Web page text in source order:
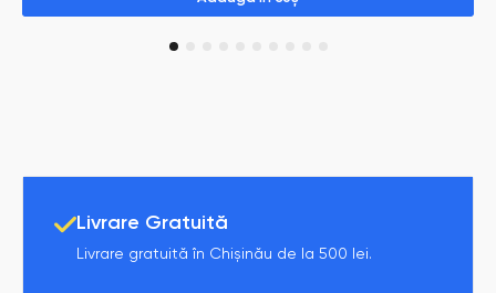
4
Livrare Gratuită
Livrare gratuită în Chișinău de la 500 lei.